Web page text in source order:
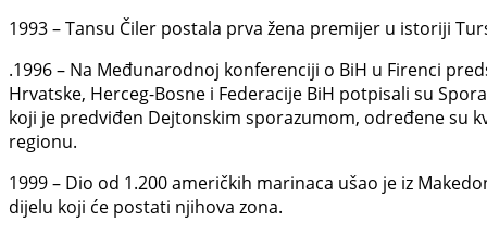
1993 – Tansu Čiler postala prva žena premijer u istoriji
.1996 – Na Međunarodnoj konferenciji o BiH u Firenci
Hrvatske, Herceg-Bosne i Federacije BiH potpisali su
koji je predviđen Dejtonskim sporazumom, određene su
regionu.
1999 – Dio od 1.200 američkih marinaca ušao je iz
dijelu koji će postati njihova zona.